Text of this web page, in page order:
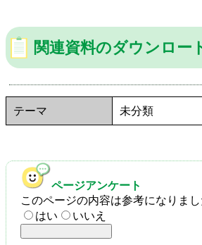
関連資料のダウンロー
テーマ 未分類
ページアンケート
このページの内容は参考になりまし
はい
いいえ